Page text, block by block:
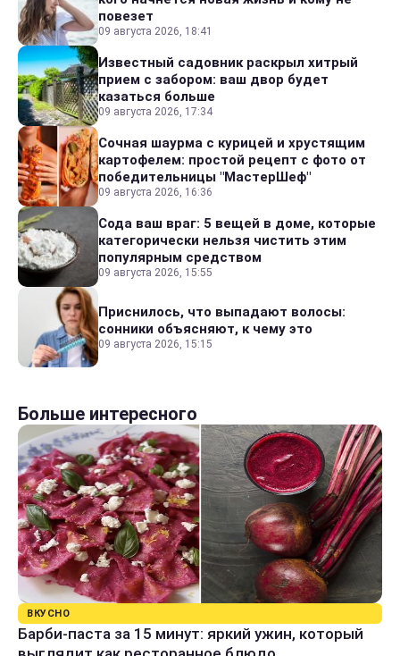
повезет
09 августа 2026, 18:41
Известный садовник раскрыл хитрый
прием с забором: ваш двор будет
казаться больше
09 августа 2026, 17:34
Сочная шаурма с курицей и хрустящим
картофелем: простой рецепт с фото от
победительницы "МастерШеф"
09 августа 2026, 16:36
Сода ваш враг: 5 вещей в доме, которые
категорически нельзя чистить этим
популярным средством
09 августа 2026, 15:55
Приснилось, что выпадают волосы:
сонники объясняют, к чему это
09 августа 2026, 15:15
Больше интересного
ВКУСНО
Барби-паста за 15 минут: яркий ужин, который